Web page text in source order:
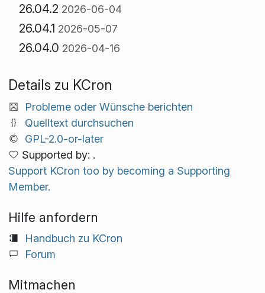
26.04.2 2026-06-04
26.04.1 2026-05-07
26.04.0 2026-04-16
Details zu KCron
Probleme oder Wünsche berichten
Quelltext durchsuchen
GPL-2.0-or-later
Supported by: .
Support KCron too by becoming a Supporting
Member.
Hilfe anfordern
Handbuch zu KCron
Forum
Mitmachen